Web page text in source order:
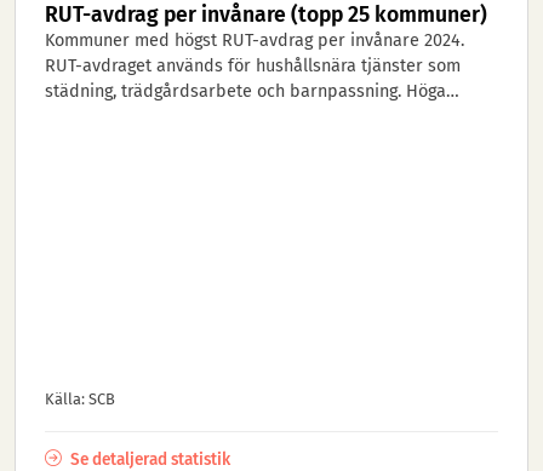
RUT-avdrag per invånare (topp 25 kommuner)
Kommuner med högst RUT-avdrag per invånare 2024.
RUT-avdraget används för hushållsnära tjänster som
städning, trädgårdsarbete och barnpassning. Höga
Källa: SCB
Se detaljerad statistik